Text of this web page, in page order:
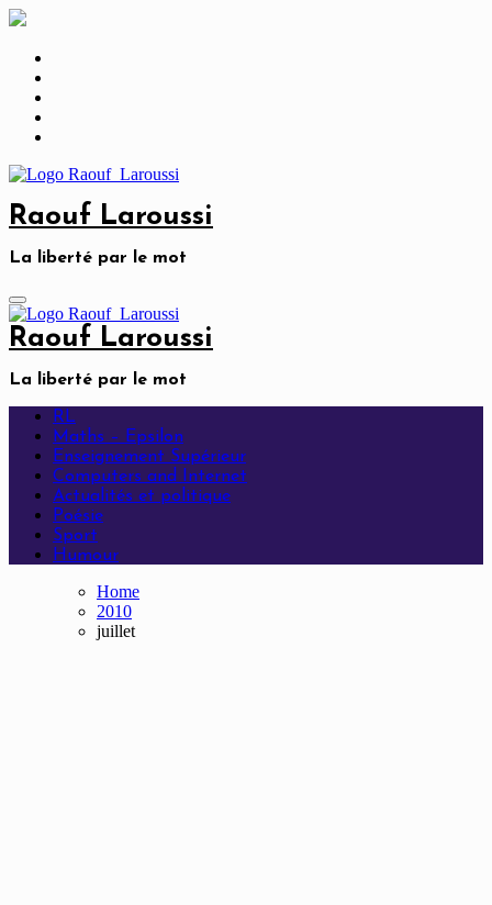
Skip
content
Raouf Laroussi
La liberté par le mot
Raouf Laroussi
La liberté par le mot
RL
Maths – Epsilon
Enseignement Supérieur
Computers and Internet
Actualités et politique
Poésie
Sport
Humour
Home
2010
juillet